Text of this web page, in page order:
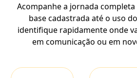
Acompanhe a jornada
base cadastrada até o uso
identifique rapidamente onde
em comunicação ou em